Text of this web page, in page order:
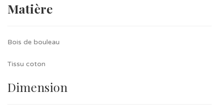
Matière
Bois de bouleau
Tissu coton
Dimension